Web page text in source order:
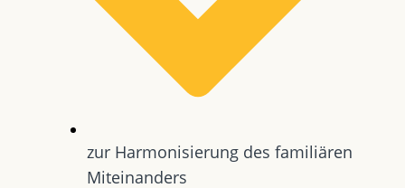
zur Harmonisierung des familiären
Miteinanders